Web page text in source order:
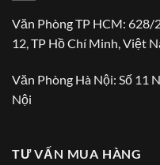
Văn Phòng TP HCM: 628/
12, TP Hồ Chí Minh, Việt
Văn Phòng Hà Nội: Số 11
Nội
TƯ VẤN MUA HÀNG